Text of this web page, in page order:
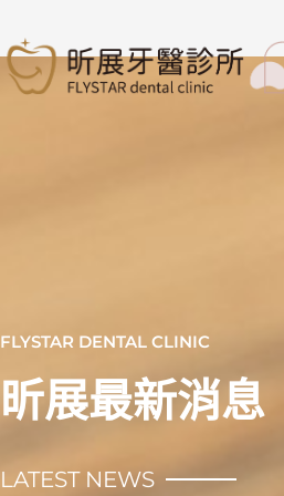
主
FLYSTAR DENTAL CLINIC
昕展最新消息
LATEST NEWS